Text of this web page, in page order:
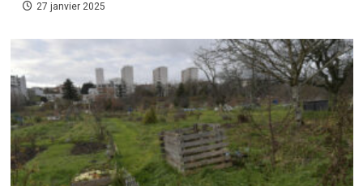
27 janvier 2025